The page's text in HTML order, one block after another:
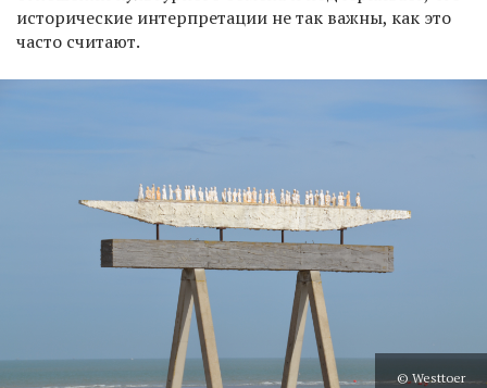
исторические интерпретации не так важны, как это
часто считают.
© Westtoer